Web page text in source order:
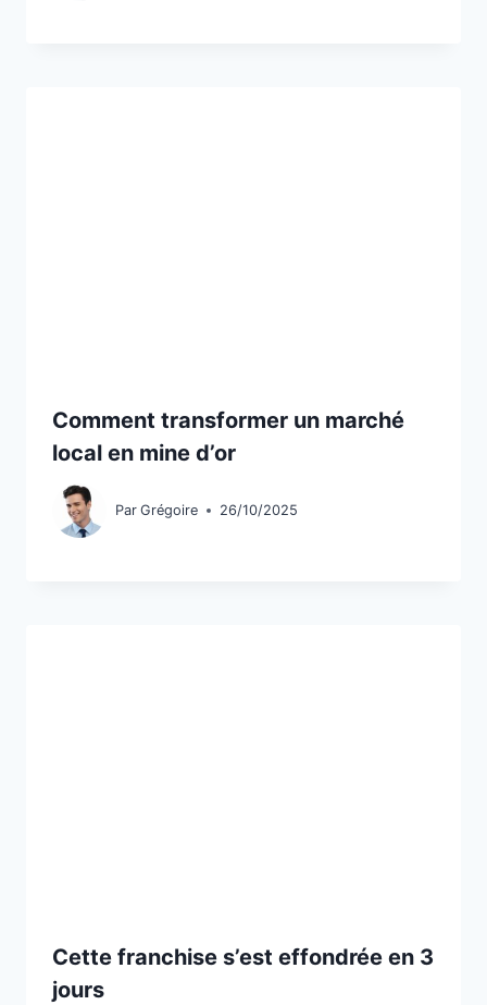
Comment transformer un marché
local en mine d’or
Par Grégoire 26/10/2025
Cette franchise s’est effondrée en 3
jours